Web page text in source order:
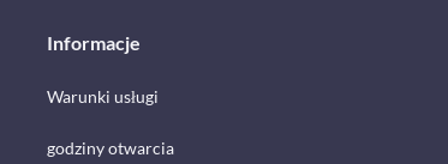
Informacje
Warunki usługi
godziny otwarcia